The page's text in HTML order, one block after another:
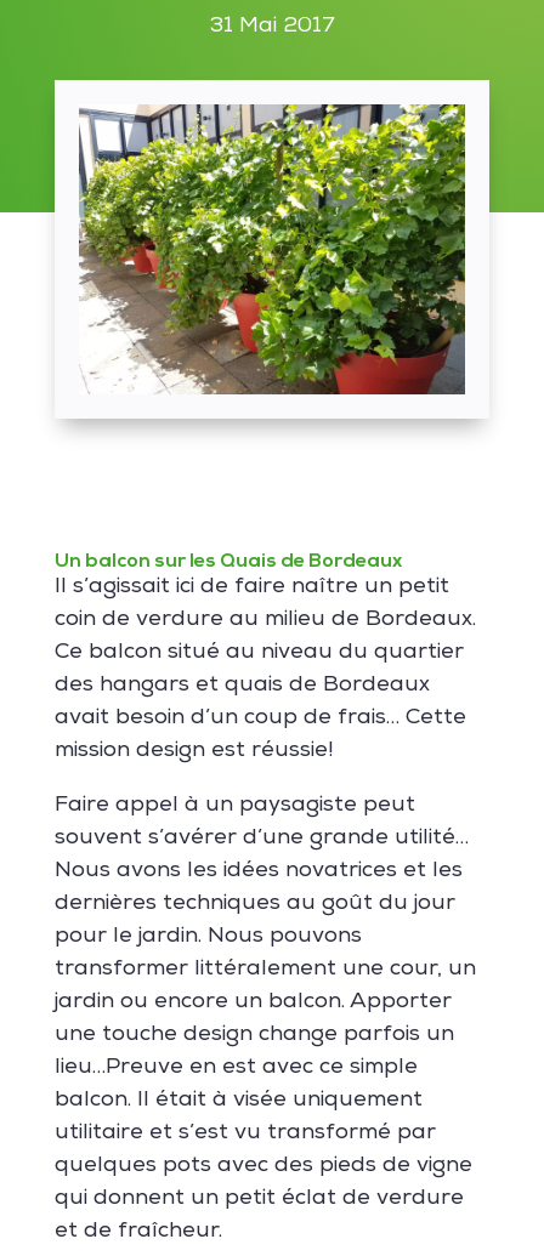
31 Mai 2017
Un balcon sur les Quais de Bordeaux
Il s’agissait ici de faire naître un petit
coin de verdure au milieu de Bordeaux.
Ce balcon situé au niveau du quartier
des hangars et quais de Bordeaux
avait besoin d’un coup de frais… Cette
mission design est réussie!
Faire appel à un paysagiste peut
souvent s’avérer d’une grande utilité…
Nous avons les idées novatrices et les
dernières techniques au goût du jour
pour le jardin. Nous pouvons
transformer littéralement une cour, un
jardin ou encore un balcon. Apporter
une touche design change parfois un
lieu…Preuve en est avec ce simple
balcon. Il était à visée uniquement
utilitaire et s’est vu transformé par
quelques pots avec des pieds de vigne
qui donnent un petit éclat de verdure
et de fraîcheur.